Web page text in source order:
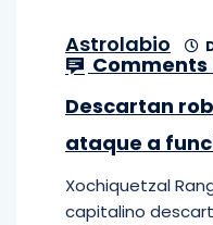
Astrolabio
Comments
Descartan
ataque a
Xochiquetzal
capitalino